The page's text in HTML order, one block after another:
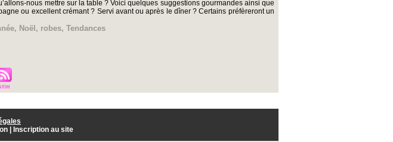
nous mettre sur la table ? Voici quelques suggestions gourmandes ainsi que
ou excellent crémant ? Servi avant ou après le dîner ? Certains préfèreront un
, Noël , robes, Tendances
Inscription au site